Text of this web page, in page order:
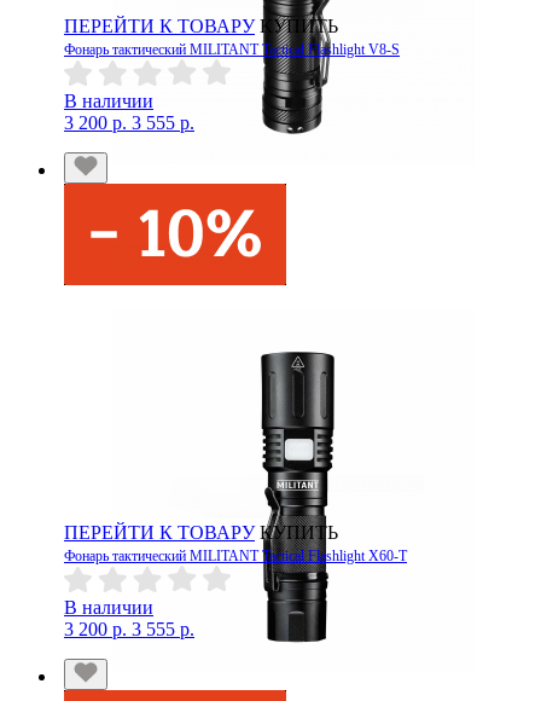
ПЕРЕЙТИ К ТОВАРУ КУПИТЬ
Фонарь тактический MILITANT Tactical Flashlight V8-S
В наличии
3 200 р. 3 555 р.
ПЕРЕЙТИ К ТОВАРУ КУПИТЬ
Фонарь тактический MILITANT Tactical Flashlight X60-T
В наличии
3 200 р. 3 555 р.